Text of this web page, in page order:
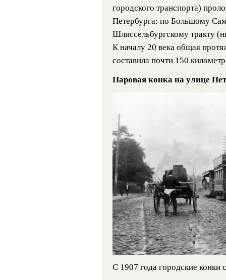
городского транспорта)
Петербурга: по Большому
Шлиссельбургскому тракту
К началу 20 века общая
составила почти 150
Паровая конка на улице
С 1907 года городские конки